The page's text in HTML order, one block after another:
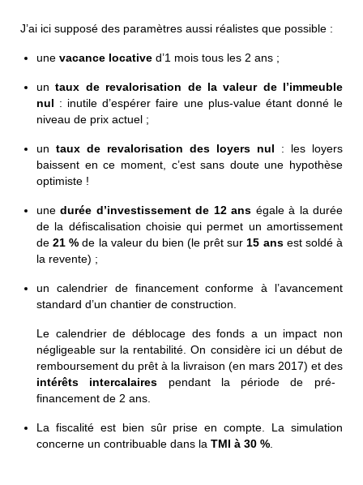
J’ai ici supposé des paramètres aussi réalistes que possible :
une vacance locative d’1 mois tous les 2 ans ;
untaux de revalorisation de la valeur de l’immeuble
nul : inutile d’espérer faire une plus-value étant donné le
niveau de prix actuel ;
un taux de revalorisation des loyers nul : les loyers
baissent en ce moment, c’est sans doute une hypothèse
optimiste !
unedurée d’investissement de 12 ans égale à la durée
de la défiscalisation choisie qui permet un amortissement
de21 % de la valeur du bien (le prêt sur 15 ansest soldé à
la revente) ;
un calendrier de financement conforme à l’avancement
standard d’un chantier de construction.
Le calendrier de déblocage des fonds a un impact non
négligeable sur la rentabilité. On considère ici un début de
remboursement du prêt à la livraison (en mars 2017) et des
intérêts intercalaires pendant la période de pré-
financement de 2 ans.
La fiscalité est bien sûr prise en compte. La simulation
concerne un contribuable dans la TMI à 30 %